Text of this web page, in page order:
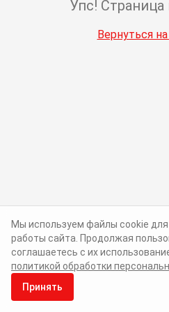
Упс! Страница
Вернуться
Мы используем файлы cookie
работы сайта. Продолжая
соглашаетесь с их
политикой обработки
Принять